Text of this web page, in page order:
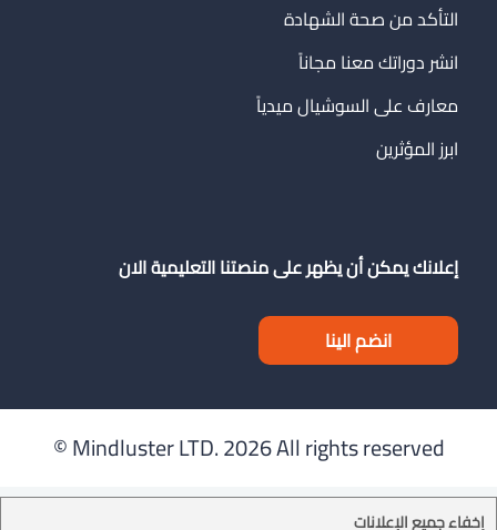
التأكد من صحة الشهادة
انشر دوراتك معنا مجاناً
معارف على السوشيال ميدياً
ابرز المؤثرين
إعلانك يمكن أن يظهر على منصتنا التعليمية الان
انضم الينا
Mindluster LTD.2026 All rights reserved ©
إخفاء جميع الإعلانات